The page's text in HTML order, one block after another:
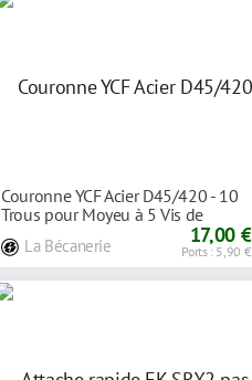
Couronne YCF Acier D45/420 - 10
Trous pour Moyeu à 5 Vis de
La Bécanerie 17,00 €
Ports : 5,90 €